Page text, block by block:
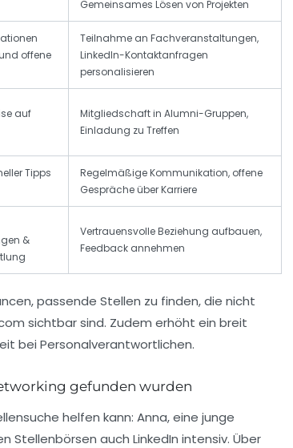
Gemeinsames Lösen von Projekten
offene
Teilnahme an Fachveranstaltungen,
LinkedIn-Kontaktanfragen
personalisieren
auf
Mitgliedschaft in Alumni-Gruppen,
Einladung zu Treffen
Tipps
Regelmäßige Kommunikation, offene
Gespräche über Karriere
&
Vertrauensvolle Beziehung aufbauen,
Feedback annehmen
passende Stellen zu finden, die nicht
sichtbar sind. Zudem erhöht ein breit
bei Personalverantwortlichen.
gefunden wurden
helfen kann: Anna, eine junge
Stellenbörsen auch LinkedIn intensiv. Über